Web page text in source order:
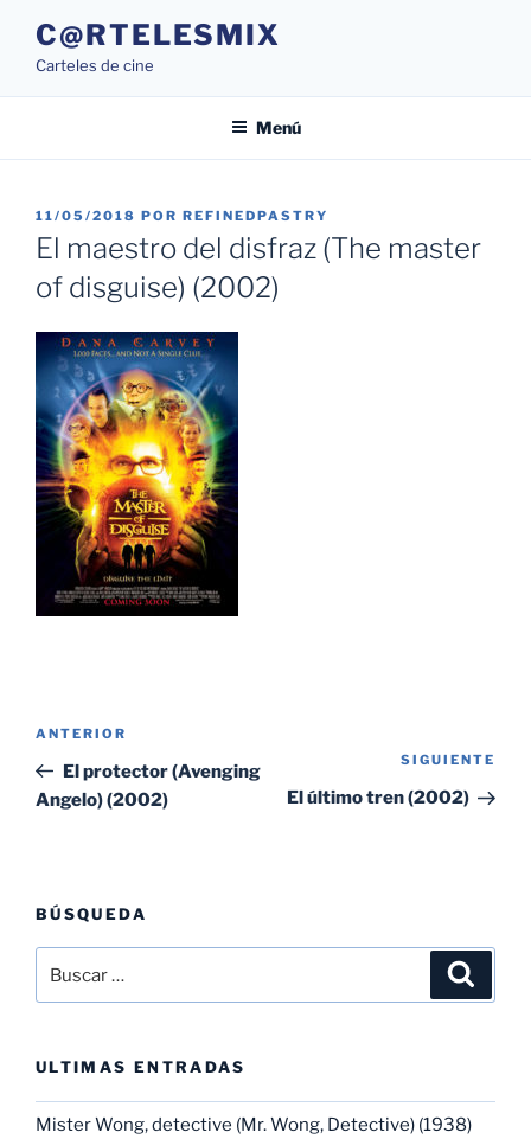
contenido
C@RTELESMIX
Carteles de cine
Menú
PUBLICADO
EL
11/05/2018 POR REFINEDPASTRY
El maestro del disfraz (The master
of disguise) (2002)
entradas
Entrada
anterior:
ANTERIOR
El protector (Avenging
Angelo) (2002)
SIGUIENTE
El último tren (2002)
BÚSQUEDA
por:
ULTIMAS ENTRADAS
Mister Wong, detective (Mr. Wong, Detective) (1938)